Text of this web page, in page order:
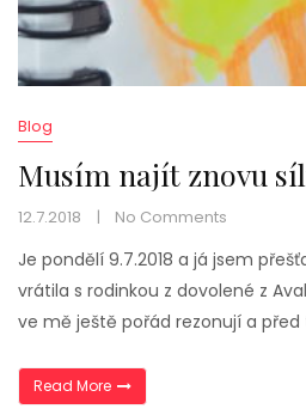
Blog
Musím najít znovu
12.7.2018 No Comments
Je pondělí 9.7.2018 a já jsem
vrátila s rodinkou z dovolené z
ve mě ještě pořád rezonují a
Read More„Musím najít znovu sílu..“